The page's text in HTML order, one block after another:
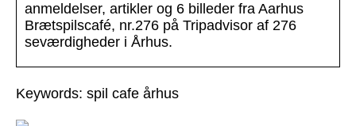
anmeldelser, artikler og 6 billeder fra Aarhus
Brætspilscafé, nr.276 på Tripadvisor af 276
seværdigheder i Århus.
Keywords: spil cafe århus